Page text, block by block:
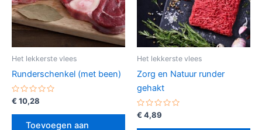
Het lekkerste vlees
Runderschenkel (met been)
Gewaardeerd
uit
€ 10,28
Toevoegen aan
Het lekkerste vlees
Zorg en Natuur runder
gehakt
Gewaardeerd
uit
€ 4,89